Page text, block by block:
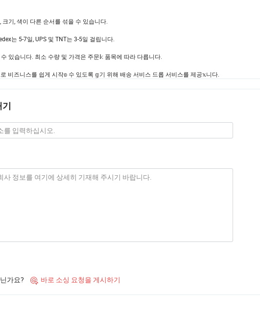
니까?
기, 색이 다른 순서를 섞을 수 있습니다.
립니까?
는 5-7일, UPS 및 TNT는 3-5일 걸립니다.
용됩니까?
있습니다. 최소 수량 및 가격은 주문𝕜 품목에 따라 다릅니다.
공𝕘십니까?
비즈니스를 쉽게 시작𝕠 수 있도록 𝕘기 위해 배송 서비스 드롭 서비스를 제공𝕩니다.
가요?  바로 소싱 요청을 게시하기